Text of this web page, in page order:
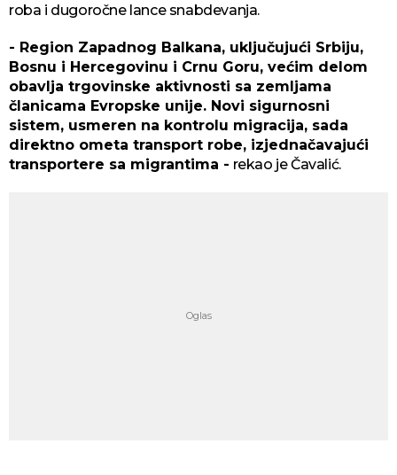
roba i dugoročne lance snabdevanja.
- Region Zapadnog Balkana, uključujući Srbiju,
Bosnu i Hercegovinu i Crnu Goru, većim delom
obavlja trgovinske aktivnosti sa zemljama
članicama Evropske unije. Novi sigurnosni
sistem, usmeren na kontrolu migracija, sada
direktno ometa transport robe, izjednačavajući
transportere sa migrantima - rekao je Čavalić.